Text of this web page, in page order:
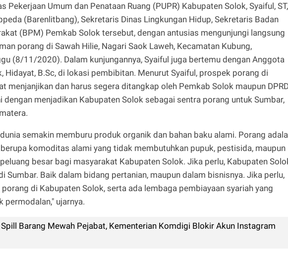
Pekerjaan Umum dan Penataan Ruang (PUPR) Kabupaten Solok, Syaiful, ST,
(Barenlitbang), Sekretaris Dinas Lingkungan Hidup, Sekretaris Badan
(BPM) Pemkab Solok tersebut, dengan antusias mengunjungi langsung
porang di Sawah Hilie, Nagari Saok Laweh, Kecamatan Kubung,
(8/11/2020). Dalam kunjungannya, Syaiful juga bertemu dengan Anggota
Hidayat, B.Sc, di lokasi pembibitan. Menurut Syaiful, prospek porang di
menjanjikan dan harus segera ditangkap oleh Pemkab Solok maupun
dengan menjadikan Kabupaten Solok sebagai sentra porang untuk Sumbar,
semakin memburu produk organik dan bahan baku alami. Porang
komoditas alami yang tidak membutuhkan pupuk, pestisida, maupun
besar bagi masyarakat Kabupaten Solok. Jika perlu, Kabupaten
Sumbar. Baik dalam bidang pertanian, maupun dalam bisnisnya. Jika perlu,
di Kabupaten Solok, serta ada lembaga pembiayaan syariah yang
permodalan," ujarnya.
Barang Mewah Pejabat, Kementerian Komdigi Blokir Akun Instagram